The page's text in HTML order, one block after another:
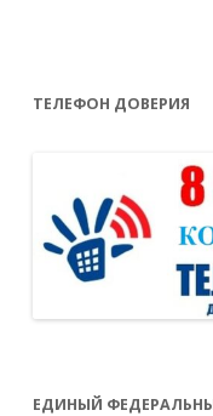
ТЕЛЕФОН ДОВЕРИЯ
ЕДИНЫЙ